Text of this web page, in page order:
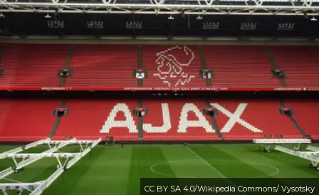
CC BY SA 4.0/Wikipedia Commons/ Vysotsky